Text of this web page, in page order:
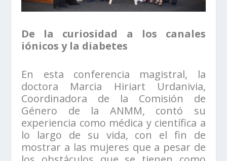
De la curiosidad a los canales
iónicos y la diabetes
En esta conferencia magistral, la
doctora Marcia Hiriart Urdanivia,
Coordinadora de la Comisión de
Género de la ANMM, contó su
experiencia como médica y científica a
lo largo de su vida, con el fin de
mostrar a las mujeres que a pesar de